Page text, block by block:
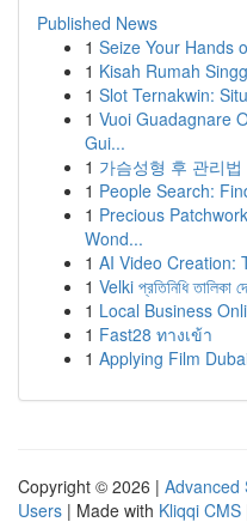
Published News
1 Seize Your Hands
1 Kisah Rumah
1 Slot Ternakwin:
1 Vuoi Guadagnare
Gui...
1 가슴성형 후 관리
1 People Search:
1 Precious
Wond...
1 AI Video Creation:
1 Velki প্রতিনিধি তালিকা
1 Local Business
1 Fast28 ทางเข้า
1 Applying Film
Copyright © 2026 | Advanced
Users | Made with Kliqqi CMS